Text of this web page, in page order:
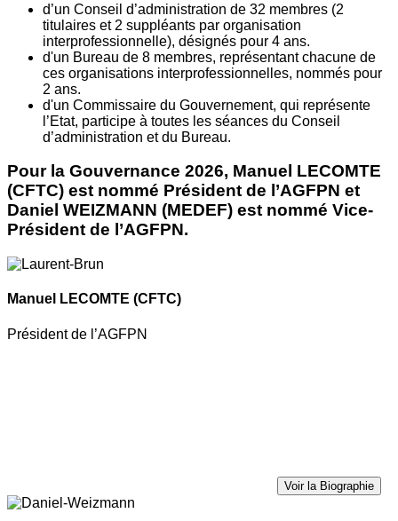
d’un Conseil d’administration de 32 membres (2
titulaires et 2 suppléants par organisation
interprofessionnelle), désignés pour 4 ans.
d'un Bureau de 8 membres, représentant chacune de
ces organisations interprofessionnelles, nommés pour
2 ans.
d'un Commissaire du Gouvernement, qui représente
l’Etat, participe à toutes les séances du Conseil
d’administration et du Bureau.
Pour la Gouvernance 2026, Manuel LECOMTE
(CFTC) est nommé Président de l’AGFPN et
Daniel WEIZMANN (MEDEF) est nommé Vice-
Président de l’AGFPN.
Manuel LECOMTE (CFTC)
Président de l’AGFPN
Voir la Biographie